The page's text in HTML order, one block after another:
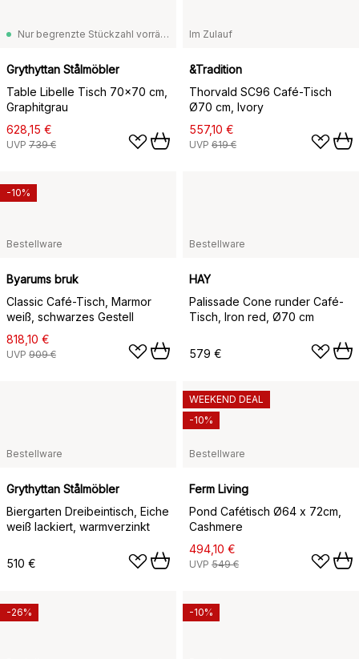
Nur begrenzte Stückzahl vorrätig
Grythyttan Stålmöbler
Table Libelle Tisch 70x70 cm,
Graphitgrau
628,15 €
UVP 739 €
Im Zulauf
&Tradition
Thorvald SC96 Café-Tisch
Ø70 cm, Ivory
557,10 €
UVP 619 €
Bestellware
Byarums bruk
Classic Café-Tisch, Marmor
weiß, schwarzes Gestell
818,10 €
UVP 909 €
-10%
Bestellware
HAY
Palissade Cone runder Café-
Tisch, Iron red, Ø70 cm
579 €
Bestellware
Grythyttan Stålmöbler
Biergarten Dreibeintisch, Eiche
weiß lackiert, warmverzinkt
510 €
Bestellware
Ferm Living
Pond Cafétisch Ø64 x 72cm,
Cashmere
494,10 €
UVP 549 €
WEEKEND DEAL
-10%
-26% -10%